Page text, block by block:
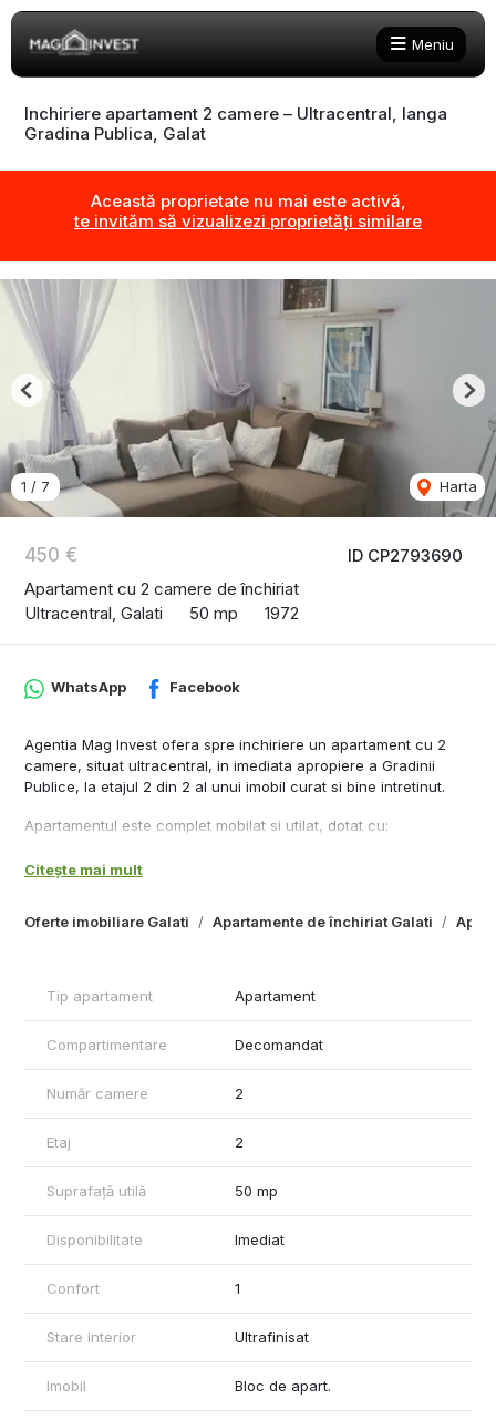
Meniu
Inchiriere apartament 2 camere – Ultracentral, langa
Gradina Publica, Galat
Această proprietate nu mai este activă,
te invităm să vizualizezi proprietăți similare
ID CP2793690
450 €
Apartament cu 2 camere de închiriat
Ultracentral, Galati
50 mp 1972
1 / 7 Harta
Previous
Oferte imobiliare Galati Apartamente de închiriat Galati
WhatsApp Facebook
Agentia Mag Invest ofera spre inchiriere un apartament cu 2
camere, situat ultracentral, in imediata apropiere a Gradinii
Publice, la etajul 2 din 2 al unui imobil curat si bine intretinut.
Apartamentul este complet mobilat si utilat, dotat cu:
Centrala termica proprie
Balcon mic, ideal pentru relaxare
Se inchiriaza doar pe termen lung.
💶 Pret chirie: 450 euro/luna
💶 Garantie: 450 euro
🔑 Comision agentie: conform politicii Mag Invest
📞 Ene Eduard – 0786 840 840
🏢 Mag Invest Imobiliare
Citește mai mult
Tip apartament Apartament
Compartimentare Decomandat
Număr camere 2
Etaj 2
Suprafață utilă 50 mp
Disponibilitate Imediat
Confort 1
Stare interior Ultrafinisat
Imobil Bloc de apart.